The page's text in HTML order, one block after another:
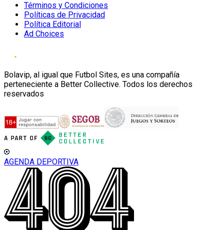
Términos y Condiciones
Políticas de Privacidad
Política Editorial
Ad Choices
Bolavip, al igual que Futbol Sites, es una compañía
perteneciente a Better Collective. Todos los derechos
reservados
AGENDA DEPORTIVA